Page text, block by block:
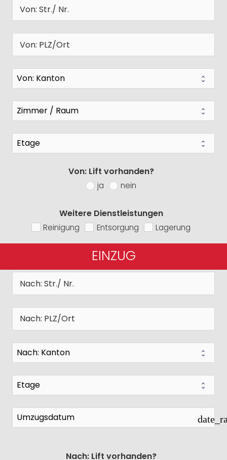
Von: Lift vorhanden?
ja nein
Weitere Dienstleistungen
Reinigung Entsorgung Lagerung
EINZUG
Nach: Lift vorhanden?